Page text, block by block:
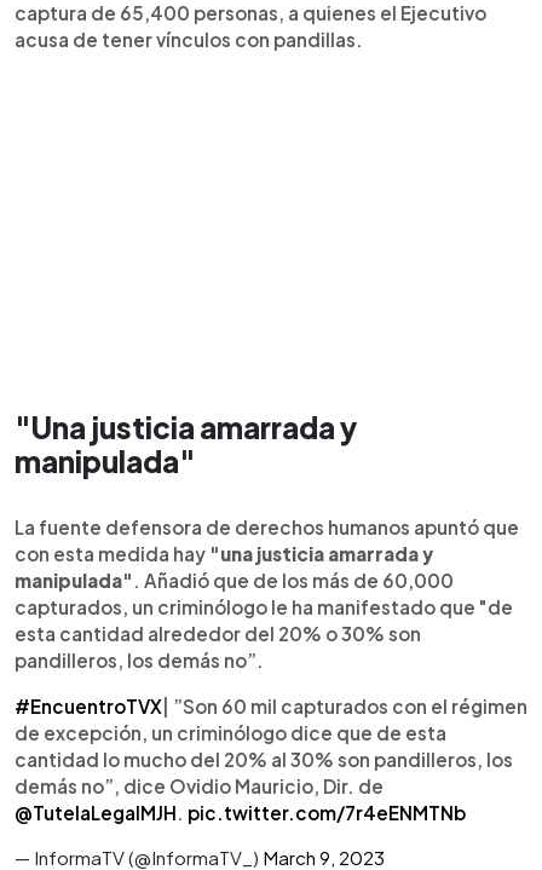
captura de 65,400 personas, a quienes el Ejecutivo
acusa de tener vínculos con pandillas.
"Una justicia amarrada y
manipulada"
La fuente defensora de derechos humanos apuntó que
con esta medida hay "una justicia amarrada y
manipulada" . Añadió que de los más de 60,000
capturados, un criminólogo le ha manifestado que "de
esta cantidad alrededor del 20% o 30% son
pandilleros, los demás no”.
#EncuentroTVX | ”Son 60 mil capturados con el régimen
de excepción, un criminólogo dice que de esta
cantidad lo mucho del 20% al 30% son pandilleros, los
demás no”, dice Ovidio Mauricio, Dir. de
@TutelaLegalMJH. pic.twitter.com/7r4eENMTNb
— InformaTV (@InformaTV_) March 9, 2023